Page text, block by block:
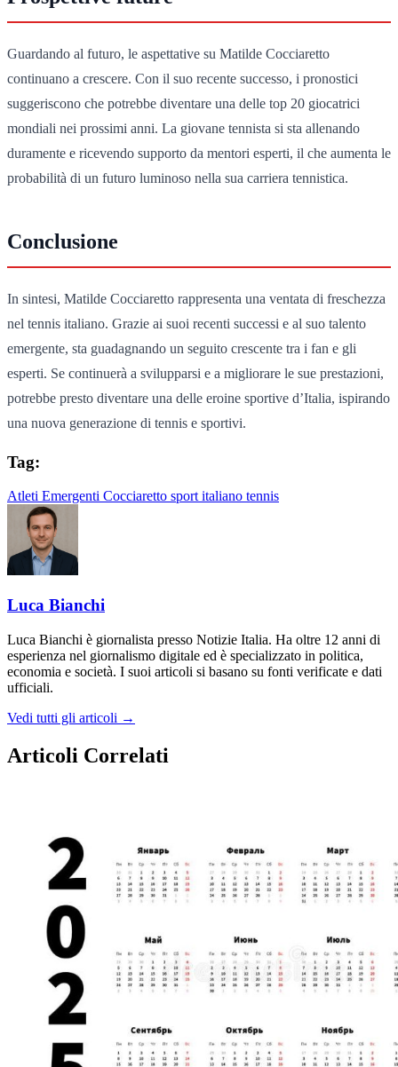
Guardando al futuro, le aspettative su Matilde Cocciaretto
continuano a crescere. Con il suo recente successo, i pronostici
suggeriscono che potrebbe diventare una delle top 20 giocatrici
mondiali nei prossimi anni. La giovane tennista si sta allenando
duramente e ricevendo supporto da mentori esperti, il che aumenta le
probabilità di un futuro luminoso nella sua carriera tennistica.
Conclusione
In sintesi, Matilde Cocciaretto rappresenta una ventata di freschezza
nel tennis italiano. Grazie ai suoi recenti successi e al suo talento
emergente, sta guadagnando un seguito crescente tra i fan e gli
esperti. Se continuerà a svilupparsi e a migliorare le sue prestazioni,
potrebbe presto diventare una delle eroine sportive d’Italia, ispirando
una nuova generazione di tennis e sportivi.
Tag:
Atleti Emergenti Cocciaretto sport italiano tennis
Luca Bianchi
Luca Bianchi è giornalista presso Notizie Italia. Ha oltre 12 anni di
esperienza nel giornalismo digitale ed è specializzato in politica,
economia e società. I suoi articoli si basano su fonti verificate e dati
ufficiali.
Vedi tutti gli articoli →
Articoli Correlati